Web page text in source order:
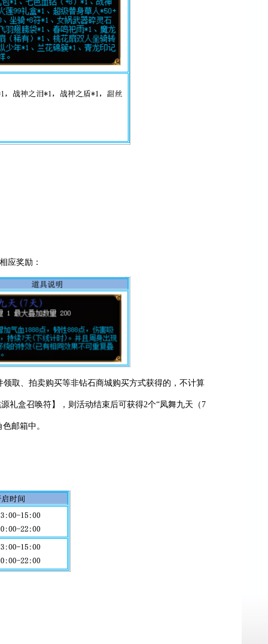
应奖励：
取、拍卖购买等非钻石商城购买方式获得的，不计算
礼盒召唤符】，则活动结束后可获得2个“凤舞九天（7
邮箱中。